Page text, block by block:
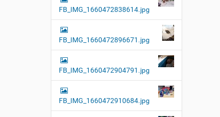
FB_IMG_1660472838614.jpg
FB_IMG_1660472896671.jpg
FB_IMG_1660472904791.jpg
FB_IMG_1660472910684.jpg